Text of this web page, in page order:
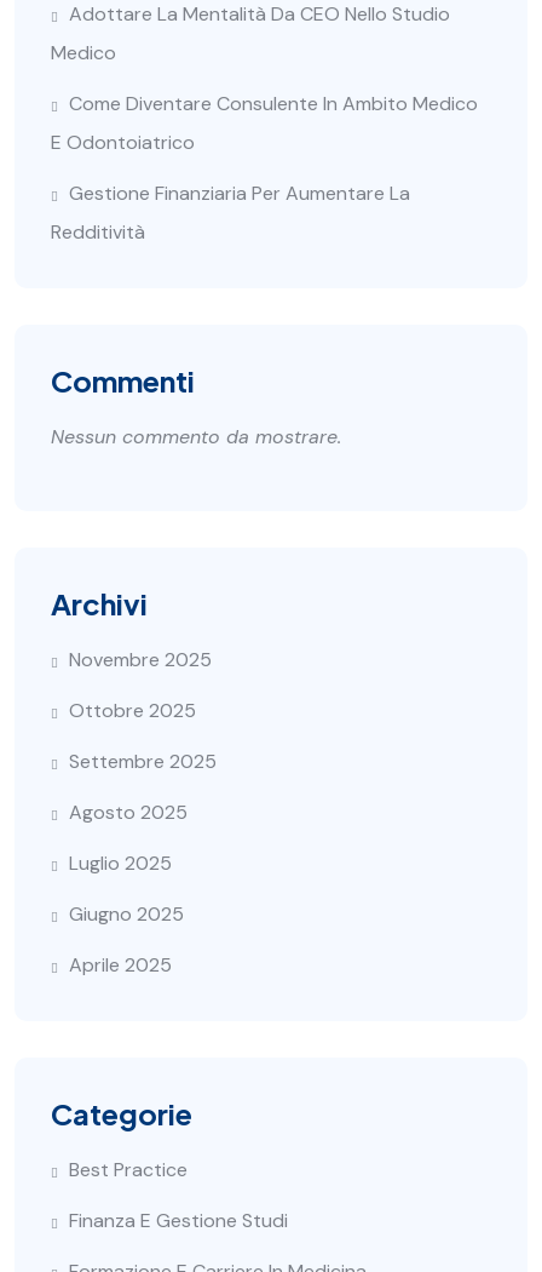
Adottare La Mentalità Da CEO Nello Studio
Medico
Come Diventare Consulente In Ambito Medico
E Odontoiatrico
Gestione Finanziaria Per Aumentare La
Redditività
Commenti
Nessun commento da mostrare.
Archivi
Novembre 2025
Ottobre 2025
Settembre 2025
Agosto 2025
Luglio 2025
Giugno 2025
Aprile 2025
Categorie
Best Practice
Finanza E Gestione Studi